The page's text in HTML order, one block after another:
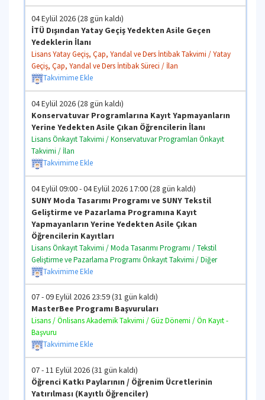
04 Eylül 2026 (28 gün kaldı)
İTÜ Dışından Yatay Geçiş Yedekten Asile Geçen
Yedeklerin İlanı
Lisans Yatay Geçiş, Çap, Yandal ve Ders İntibak Takvimi / Yatay
Geçiş, Çap, Yandal ve Ders İntibak Süreci / İlan
Takvimime Ekle
04 Eylül 2026 (28 gün kaldı)
Konservatuvar Programlarına Kayıt Yapmayanların
Yerine Yedekten Asile Çıkan Öğrencilerin İlanı
Lisans Önkayıt Takvimi / Konservatuvar Programları Önkayıt
Takvimi / İlan
Takvimime Ekle
04 Eylül 09:00 - 04 Eylül 2026 17:00 (28 gün kaldı)
SUNY Moda Tasarımı Programı ve SUNY Tekstil
Geliştirme ve Pazarlama Programına Kayıt
Yapmayanların Yerine Yedekten Asile Çıkan
Öğrencilerin Kayıtları
Lisans Önkayıt Takvimi / Moda Tasarımı Programı / Tekstil
Geliştirme ve Pazarlama Programı Önkayıt Takvimi / Diğer
Takvimime Ekle
07 - 09 Eylül 2026 23:59 (31 gün kaldı)
MasterBee Programı Başvuruları
Lisans / Önlisans Akademik Takvimi / Güz Dönemi / Ön Kayıt -
Başvuru
Takvimime Ekle
07 - 11 Eylül 2026 (31 gün kaldı)
Öğrenci Katkı Paylarının / Öğrenim Ücretlerinin
Yatırılması (Kayıtlı Öğrenciler)